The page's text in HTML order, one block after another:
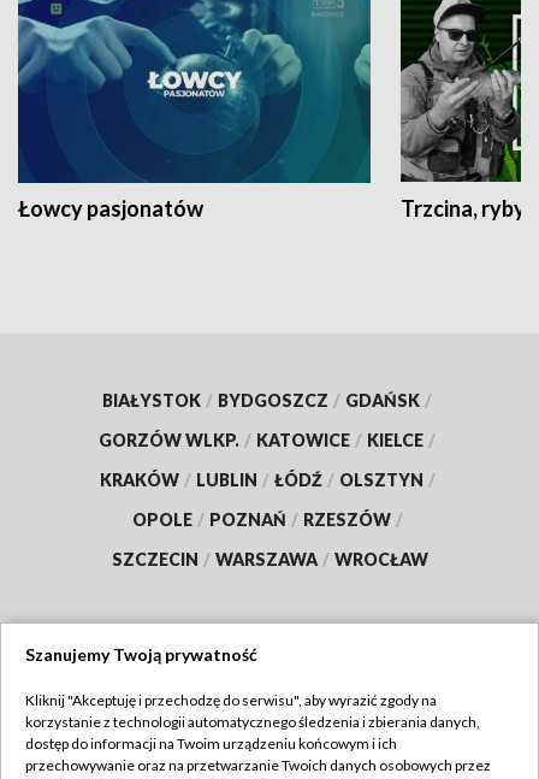
Łowcy pasjonatów Trzcina, ryby
BIAŁYSTOK / BYDGOSZCZ / GDAŃSK /
GORZÓW WLKP. / KATOWICE / KIELCE /
KRAKÓW / LUBLIN / ŁÓDŹ / OLSZTYN /
OPOLE / POZNAŃ / RZESZÓW /
SZCZECIN / WARSZAWA / WROCŁAW
TVP
Abonament TVP
Regulamin TVP
Szanujemy Twoją prywatność
Kliknij "Akceptuję i przechodzę do serwisu", aby wyrazić zgody na
korzystanie z technologii automatycznego śledzenia i zbierania danych,
dostęp do informacji na Twoim urządzeniu końcowym i ich
przechowywanie oraz na przetwarzanie Twoich danych osobowych przez